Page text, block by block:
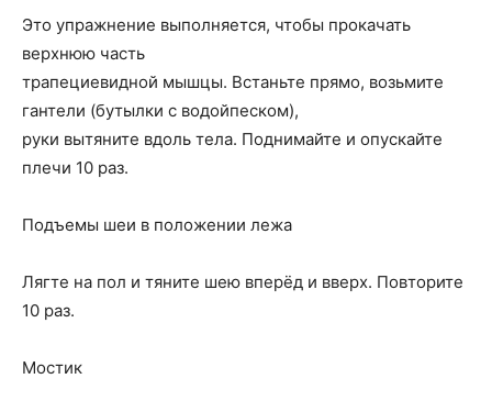
Это упражнение выполняется, чтобы прокачать
верхнюю часть
трапециевидной мышцы. Встаньте прямо, возьмите
гантели (бутылки с водойпеском),
руки вытяните вдоль тела. Поднимайте и опускайте
плечи 10 раз.
Подъемы шеи в положении лежа
Лягте на пол и тяните шею вперёд и вверх. Повторите
10 раз.
Мостик